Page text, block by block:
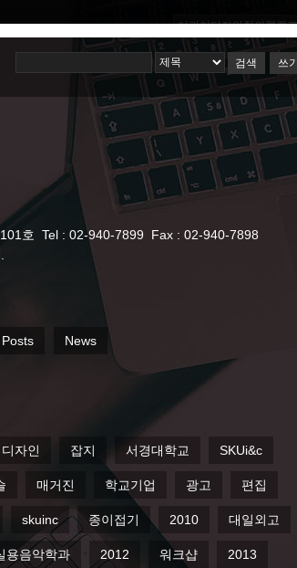
Fax : 02-940-7898 Contactwebmaster@skuinc.net
대일외국어고등학교
2011 서경대 SKUinc웹툰 리플릿
2012 워크샵 2013